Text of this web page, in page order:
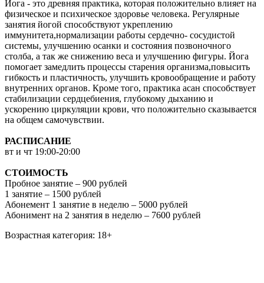
Йога - это древняя практика, которая положительно влияет на
физическое и психическое здоровье человека. Регулярные
занятия йогой способствуют укреплению
иммунитета,нормализации работы сердечно- сосудистой
системы, улучшению осанки и состояния позвоночного
столба, а так же снижению веса и улучшению фигуры. Йога
помогает замедлить процессы старения организма,повысить
гибкость и пластичность, улучшить кровообращение и работу
внутренних органов. Кроме того, практика асан способствует
стабилизации сердцебиения, глубокому дыханию и
ускорению циркуляции крови, что положительно сказывается
на общем самочувствии.
РАСПИСАНИЕ
вт и чт 19:00-20:00
СТОИМОСТЬ
Пробное занятие – 900 рублей
1 занятие – 1500 рублей
Абонемент 1 занятие в неделю – 5000 рублей
Абонимент на 2 занятия в неделю – 7600 рублей
Возрастная категория: 18+